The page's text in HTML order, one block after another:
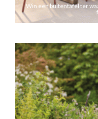
Win een buitentafel ter